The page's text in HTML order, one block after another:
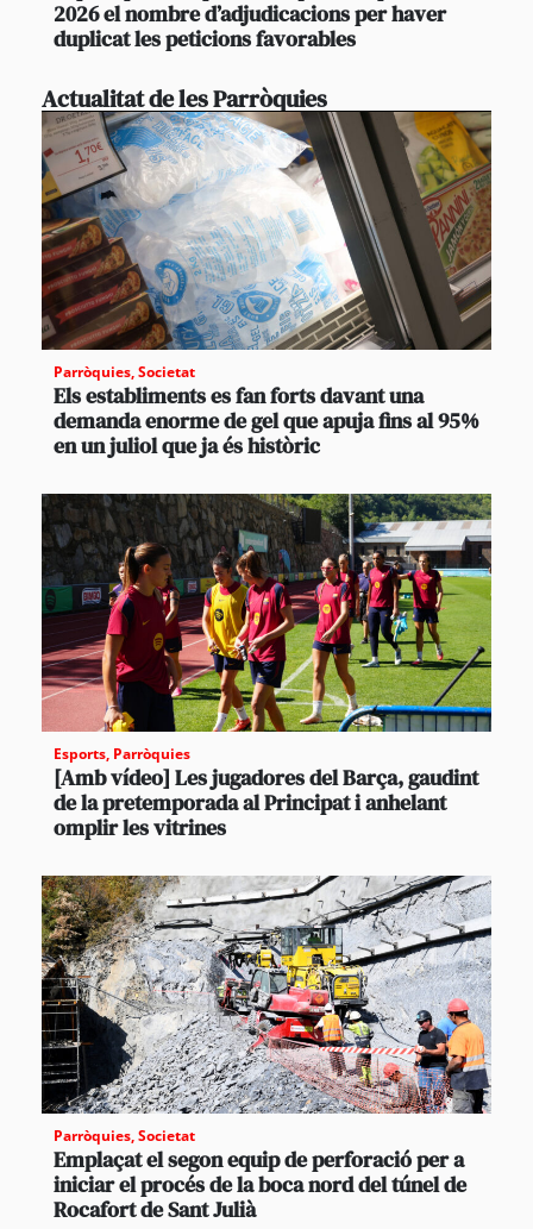
2026 el nombre d’adjudicacions per haver
duplicat les peticions favorables
Actualitat de les Parròquies
Parròquies,Societat
Els establiments es fan forts davant una
demanda enorme de gel que apuja fins al 95%
en un juliol que ja és històric
Esports, Parròquies
[Amb vídeo] Les jugadores del Barça, gaudint
de la pretemporada al Principat i anhelant
omplir les vitrines
Parròquies,Societat
Emplaçat el segon equip de perforació per a
iniciar el procés de la boca nord del túnel de
Rocafort de Sant Julià